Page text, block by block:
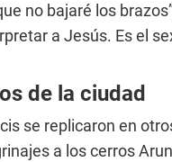
no bajaré los
a Jesús. Es el
de la ciudad
se replicaron en
a los cerros